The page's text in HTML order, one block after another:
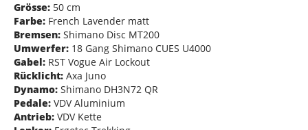
Grösse: 50 cm
Farbe: French Lavender matt
Bremsen: Shimano Disc MT200
Umwerfer: 18 Gang Shimano CUES U4000
Gabel: RST Vogue Air Lockout
Rücklicht: Axa Juno
Dynamo: Shimano DH3N72 QR
Pedale: VDV Aluminium
Antrieb: VDV Kette